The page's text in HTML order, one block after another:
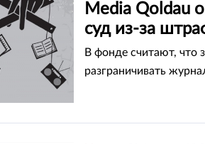
Media Qoldau
суд из-за
В фонде считают, что
разграничивать